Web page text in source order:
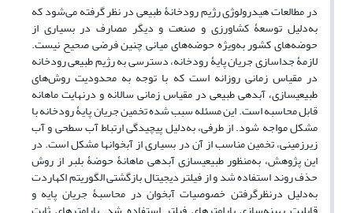
در مطالعات هیدرولوژی رژیم رودخانۀ طبیعی در نظر گرفته می‌شود که
به‌دلیل توسعۀ کشاورزی و صنعت و دیگر مصارف در بسیاری از
حوضه‌های کشور به‌ویژه حوضه‌های میانی چنین فرضی صحیح نیست.
لازمۀ جداسازی جریان پایۀ رودخانه، دسترسی به رژیم طبیعی رودخانه
در مقیاس زمانی روزانه است که با توجه به محدودیت روش‌های
طبیعی‏سازی، آبدهی طبیعی در مقیاس زمانی سالانه و درنهایت ماهانه
قابل محاسبه است. این مسئله سبب شده تخمین جریان پایۀ رودخانه با
مشکل مواجه شود. از طرفی، به‌دلیل پیچیدگی ارتباط آب سطحی و آب
زیرزمینی، تخمین مناسب از آن در بسیاری از آبخوان‏ها مشکل است. در
این پژوهش، به‌منظور طبیعی‏سازی آبدهی ماهانۀ حوضۀ بلبر از روش
حذف روند استفاده شد و از فیلتر دیجیتال بازگشتی الگوریتم اکهاردت
به‌دلیل درنظرگرفتن خصوصیات آبخوان در محاسبۀ جریان پایه و